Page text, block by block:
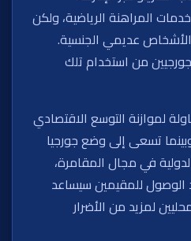
المراهنة الرياضية، ولكن
عديمي الجنسية.
من استخدام تلك
لموازنة التوسع الاقتصادي
تسعى إلى وضع جورجيا
في مجال المقامرة،
الوصول للمقيمين سيساعد
لمزيد من الأضرار